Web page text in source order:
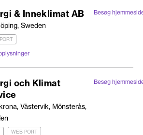
& Inneklimat AB
Sweden
Besøg
och Klimat
Västervik, Mönsterås,
WEB PORT
Besøg